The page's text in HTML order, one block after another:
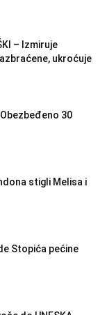
– Izmiruje
ukroćuje
Obezbeđeno 30
stigli Melisa i
Stopića pećine